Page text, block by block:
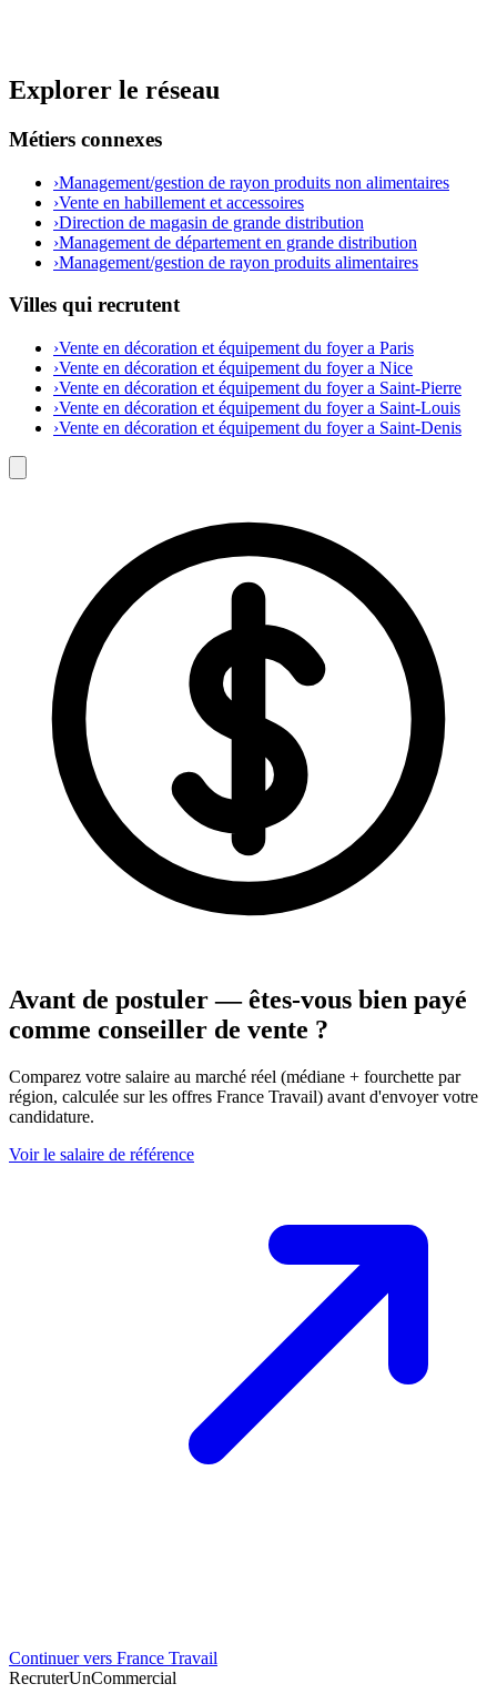
Explorer le réseau
Métiers connexes
›Management/gestion de rayon produits non alimentaires
›Vente en habillement et accessoires
›Direction de magasin de grande distribution
›Management de département en grande distribution
›Management/gestion de rayon produits alimentaires
Villes qui recrutent
›Vente en décoration et équipement du foyer a Paris
›Vente en décoration et équipement du foyer a Nice
›Vente en décoration et équipement du foyer a Saint-Pierre
›Vente en décoration et équipement du foyer a Saint-Louis
›Vente en décoration et équipement du foyer a Saint-Denis
Avant de postuler — êtes-vous bien payé
comme conseiller de vente ?
Comparez votre salaire au marché réel (médiane + fourchette par
région, calculée sur les offres France Travail) avant d'envoyer votre
candidature.
Voir le salaire de référence
Continuer vers France Travail
RecruterUnCommercial